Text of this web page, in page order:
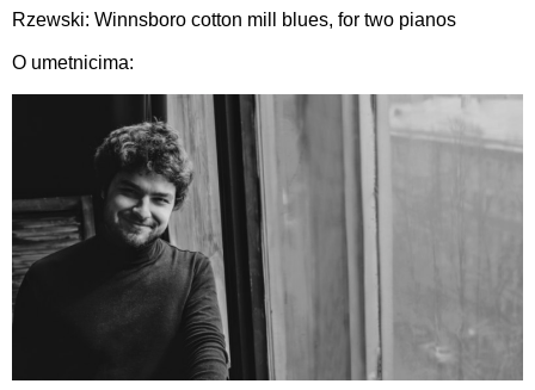
Rzewski: Winnsboro cotton mill blues, for two pianos
O umetnicima: